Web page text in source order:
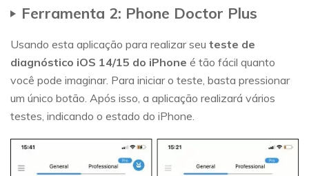
Ferramenta 2: Phone Doctor Plus
Usando esta aplicação para realizar seu teste de
diagnóstico iOS 14/15 do iPhone é tão fácil quanto
você pode imaginar. Para iniciar o teste, basta pressionar
um único botão. Após isso, a aplicação realizará vários
testes, indicando o estado do iPhone.